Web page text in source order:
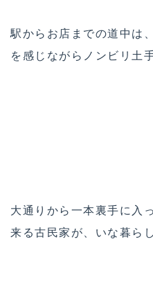
駅からお店までの道中は
を感じながらノンビリ土
大通りから一本裏手に入
来る古民家が、いな暮ら